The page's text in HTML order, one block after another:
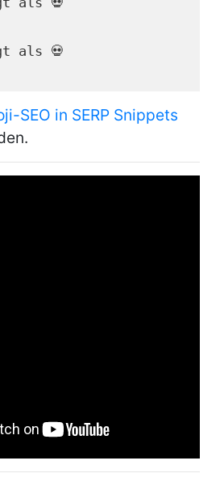
als 💀
SEO in SERP Snippets